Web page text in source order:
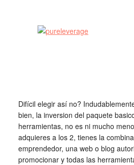
Difícilelegir así no?
bien, la inversion del paquete
herramientas, no es ni mucho
adquieres a los 2, tienes la
emprendedor, una web o blog
promocionar y todas las